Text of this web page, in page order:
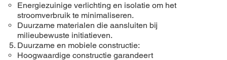
Energiezuinige verlichting en isolatie om het
stroomverbruik te minimaliseren.
Duurzame materialen die aansluiten bij
milieubewuste initiatieven.
Duurzame en mobiele constructie:
Hoogwaardige constructie garandeert